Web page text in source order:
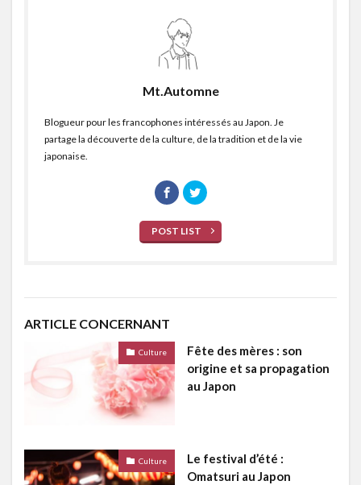
Mt.Automne
Blogueur pour les francophones intéressés au Japon. Je
partage la découverte de la culture, de la tradition et de la vie
japonaise.
POST LIST
ARTICLE CONCERNANT
Culture
Fête des mères : son
origine et sa propagation
au Japon
Culture
Le festival d’été :
Omatsuri au Japon